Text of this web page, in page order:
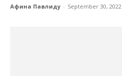
Афина Павлиду - September 30, 2022